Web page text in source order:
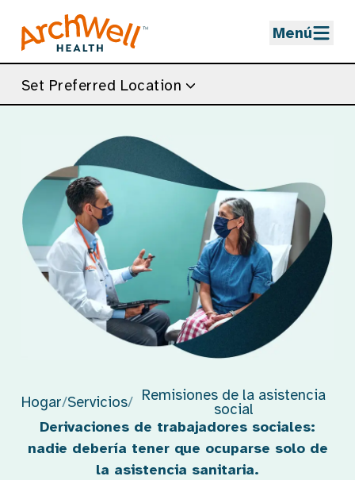
Menú
Set Preferred Location
Hogar/Servicios/ Remisiones de la asistencia
social
Derivaciones de trabajadores sociales:
nadie debería tener que ocuparse solo de
la asistencia sanitaria.